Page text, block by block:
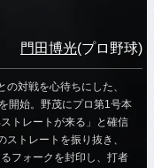
門田博光(プロ野球)
対戦を心待ちにした、
開始。野茂にプロ第1号本
トレートが来る」と確信
トレートを振り抜き、
フォークを封印し、打者